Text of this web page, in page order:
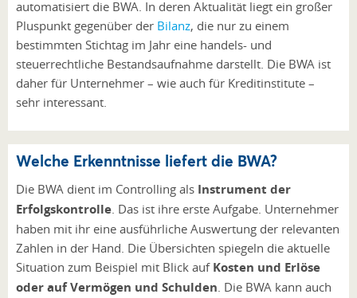
automatisiert die BWA. In deren Aktualität liegt ein großer
Pluspunkt gegenüber der Bilanz, die nur zu einem
bestimmten Stichtag im Jahr eine handels- und
steuerrechtliche Bestandsaufnahme darstellt. Die BWA ist
daher für Unternehmer – wie auch für Kreditinstitute –
sehr interessant.
Welche Erkenntnisse liefert die BWA?
Die BWA dient im Controlling als Instrument der
Erfolgskontrolle. Das ist ihre erste Aufgabe. Unternehmer
haben mit ihr eine ausführliche Auswertung der relevanten
Zahlen in der Hand. Die Übersichten spiegeln die aktuelle
Situation zum Beispiel mit Blick auf Kosten und Erlöse
oder auf Vermögen und Schulden. Die BWA kann auch